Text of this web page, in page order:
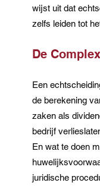
wijst uit dat
zelfs leiden tot
De
Een
de berekening
zaken als
bedrijf
En wat te doen
juridische